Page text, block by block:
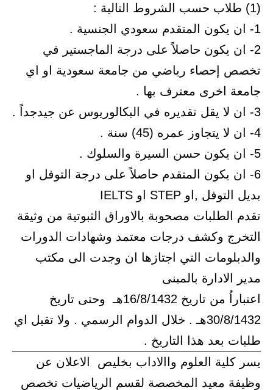
(1) طلاب حسب الشروط التالية :
1- ان يكون المتقدم سعودي الجنسية .
2- ان يكون حاصلاً على درجة الماجستير في
تخصص إحصاء رياضي من جامعة سعودية او اي
جامعة اخرى معترف بها .
3- ان لا يقل تقديره في البكالوريوس عن جيدجداً .
4- ان لا يتجاوز عمره (45) سنة .
5- ان يكون حسن السيرة والسلوك .
6- ان يكون المتقدم حاصلاً على درجة التوفل او
بديل التوفل ,او STEP او IELTS
تقدم الطلبات مصحوبة بالاوراق الثبوتية من وثيقة
التخرج وكشف درجات معتمد وشهادات الدورات
والدبلومات التي اجتازها ان وجدت الى مكتب
مدير الادارة بالمبنى
اعتباراُ من تاريخ 16/8/1432هـ وحتى تاريخ
30/8/1432هـ . خلال الدوام الرسمي . ولا تقبل اي
طلبات بعد هذا التاريخ .
يسر كلية العلوم واالاداب بخليص الاعلان عن
وظيفة معيد المخصصة لقسم الرياضيات تخصص